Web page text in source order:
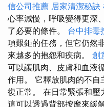
信公司推薦 居家清潔秘訣
心率減慢，呼吸變得更深
了必要的條件。 台中排毒
項艱鉅的任務，但它仍然
來越多的抱怨和疾病。 創
可以讓肌肉、皮膚和血液
作用。 它釋放肌肉的不自
復正常。 在日常緊張和壓
這可以透過背部按摩來緩